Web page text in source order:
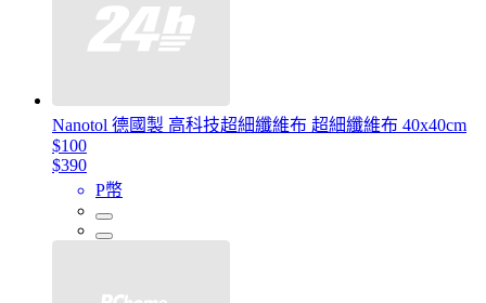
Nanotol 德國製 高科技超細纖維布 超細纖維布 40x40cm
$100
$390
P幣